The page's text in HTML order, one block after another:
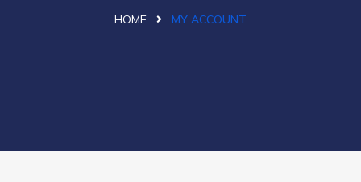
HOME MY ACCOUNT